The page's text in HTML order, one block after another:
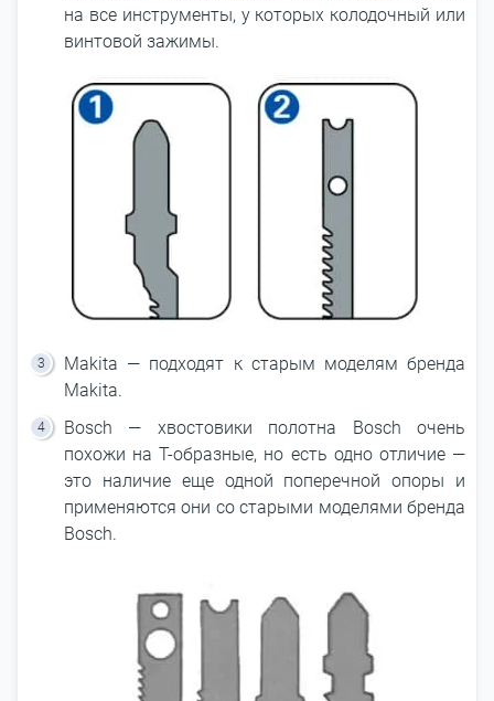
на все инструменты, у которых колодочный или
винтовой зажимы.
Makita — подходят к старым моделям бренда
Makita.
Bosch — хвостовики полотна Bosch очень
похожи на Т-образные, но есть одно отличие —
это наличие еще одной поперечной опоры и
применяются они со старыми моделями бренда
Bosch.